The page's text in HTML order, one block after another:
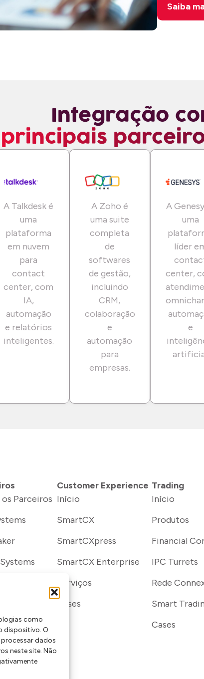
como
dispositivo. O
dados
neste site. Não
Saiba
Integração
principais
A Talkdesk é
uma
plataforma
em nuvem
para
contact
center, com
IA,
automação
e relatórios
inteligentes.
A Zoho é
uma suite
completa
de
softwares
de gestão,
incluindo
CRM,
colaboração
e
automação
para
empresas.
A
uma
líder
center,
e
Parceiros
Customer Experience
Início
SmartCX
SmartCXpress
SmartCX Enterprise
Serviços
Cases
Trading
Início
Produtos
Financial
IPC Turrets
Rede
Smart
Cases